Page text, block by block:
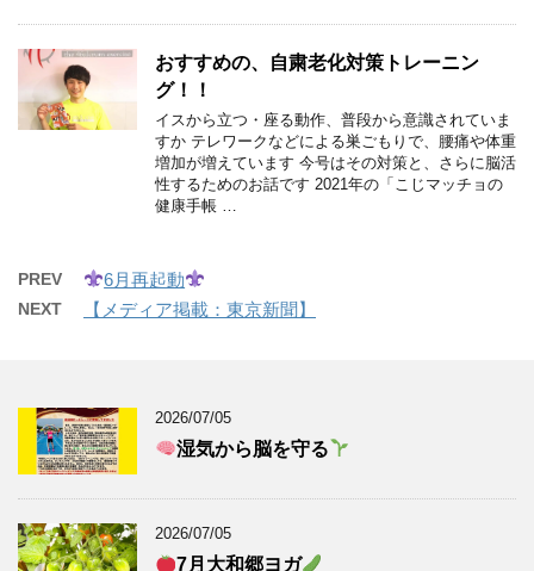
おすすめの、自粛老化対策トレーニン
グ！！
イスから立つ・座る動作、普段から意識されていま
すか テレワークなどによる巣ごもりで、腰痛や体重
増加が増えています 今号はその対策と、さらに脳活
性するためのお話です 2021年の「こじマッチョの
健康手帳 …
PREV 6月再起動
NEXT 【メディア掲載：東京新聞】
2026/07/05
湿気から脳を守る
2026/07/05
7月大和郷ヨガ